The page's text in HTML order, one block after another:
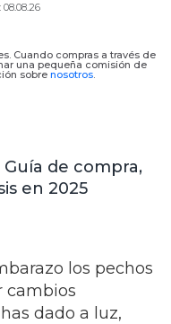
Cuando compras a través de
una pequeña comisión de
sobre nosotros.
de compra,
en 2025
los pechos
cambios
dado a luz,